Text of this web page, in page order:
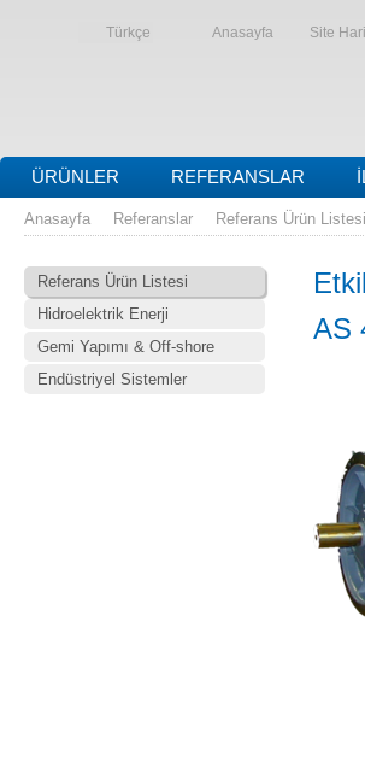
Türkçe Anasayfa Site
ÜRÜNLER REFERANSLAR
Anasayfa Referanslar Referans Ürün Listesi
Referans Ürün Listesi
Hidroelektrik Enerji
Gemi Yapımı & Off-shore
Endüstriyel Sistemler
AS